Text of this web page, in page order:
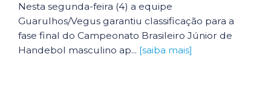
Nesta segunda-feira (4) a equipe
Guarulhos/Vegus garantiu classificação para a
fase final do Campeonato Brasileiro Júnior de
Handebol masculino ap... [saiba mais]